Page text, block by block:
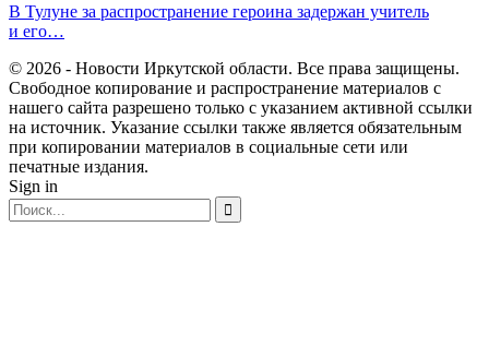
В Тулуне за распространение героина задержан учитель
и его…
© 2026 - Новости Иркутской области. Все права защищены.
Свободное копирование и распространение материалов с
нашего сайта разрешено только с указанием активной ссылки
на источник. Указание ссылки также является обязательным
при копировании материалов в социальные сети или
печатные издания.
Sign in